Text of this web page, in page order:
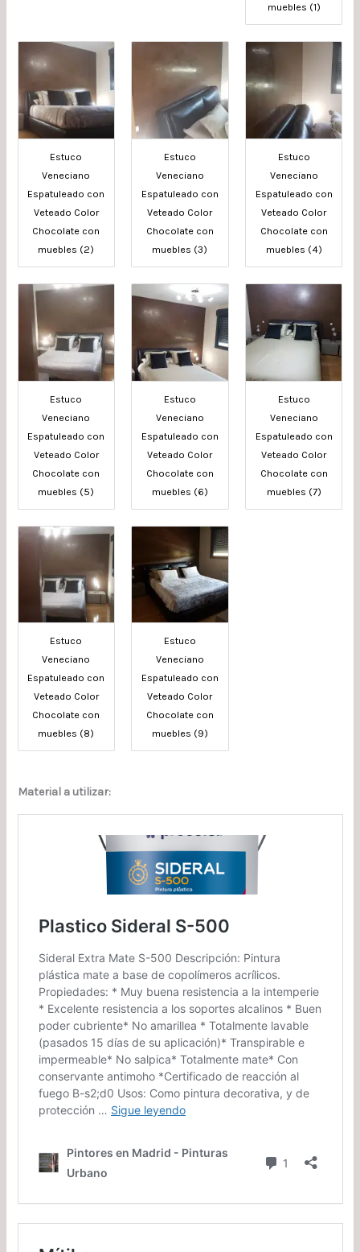
muebles (1)
Estuco
Veneciano
Espatuleado con
Veteado Color
Chocolate con
muebles (2)
Estuco
Veneciano
Espatuleado con
Veteado Color
Chocolate con
muebles (3)
Estuco
Veneciano
Espatuleado con
Veteado Color
Chocolate con
muebles (4)
Estuco
Veneciano
Espatuleado con
Veteado Color
Chocolate con
muebles (5)
Estuco
Veneciano
Espatuleado con
Veteado Color
Chocolate con
muebles (6)
Estuco
Veneciano
Espatuleado con
Veteado Color
Chocolate con
muebles (7)
Estuco
Veneciano
Espatuleado con
Veteado Color
Chocolate con
muebles (8)
Estuco
Veneciano
Espatuleado con
Veteado Color
Chocolate con
muebles (9)
Material a utilizar: